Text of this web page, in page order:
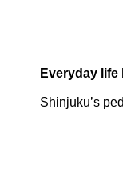
Everyday
Shinjuku’s